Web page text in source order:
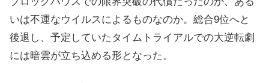
いは不運なウイルスによるものなのか。総合9位へと
後退し、予定していたタイムトライアルでの大逆転劇
には暗雲が立ち込める形となった。